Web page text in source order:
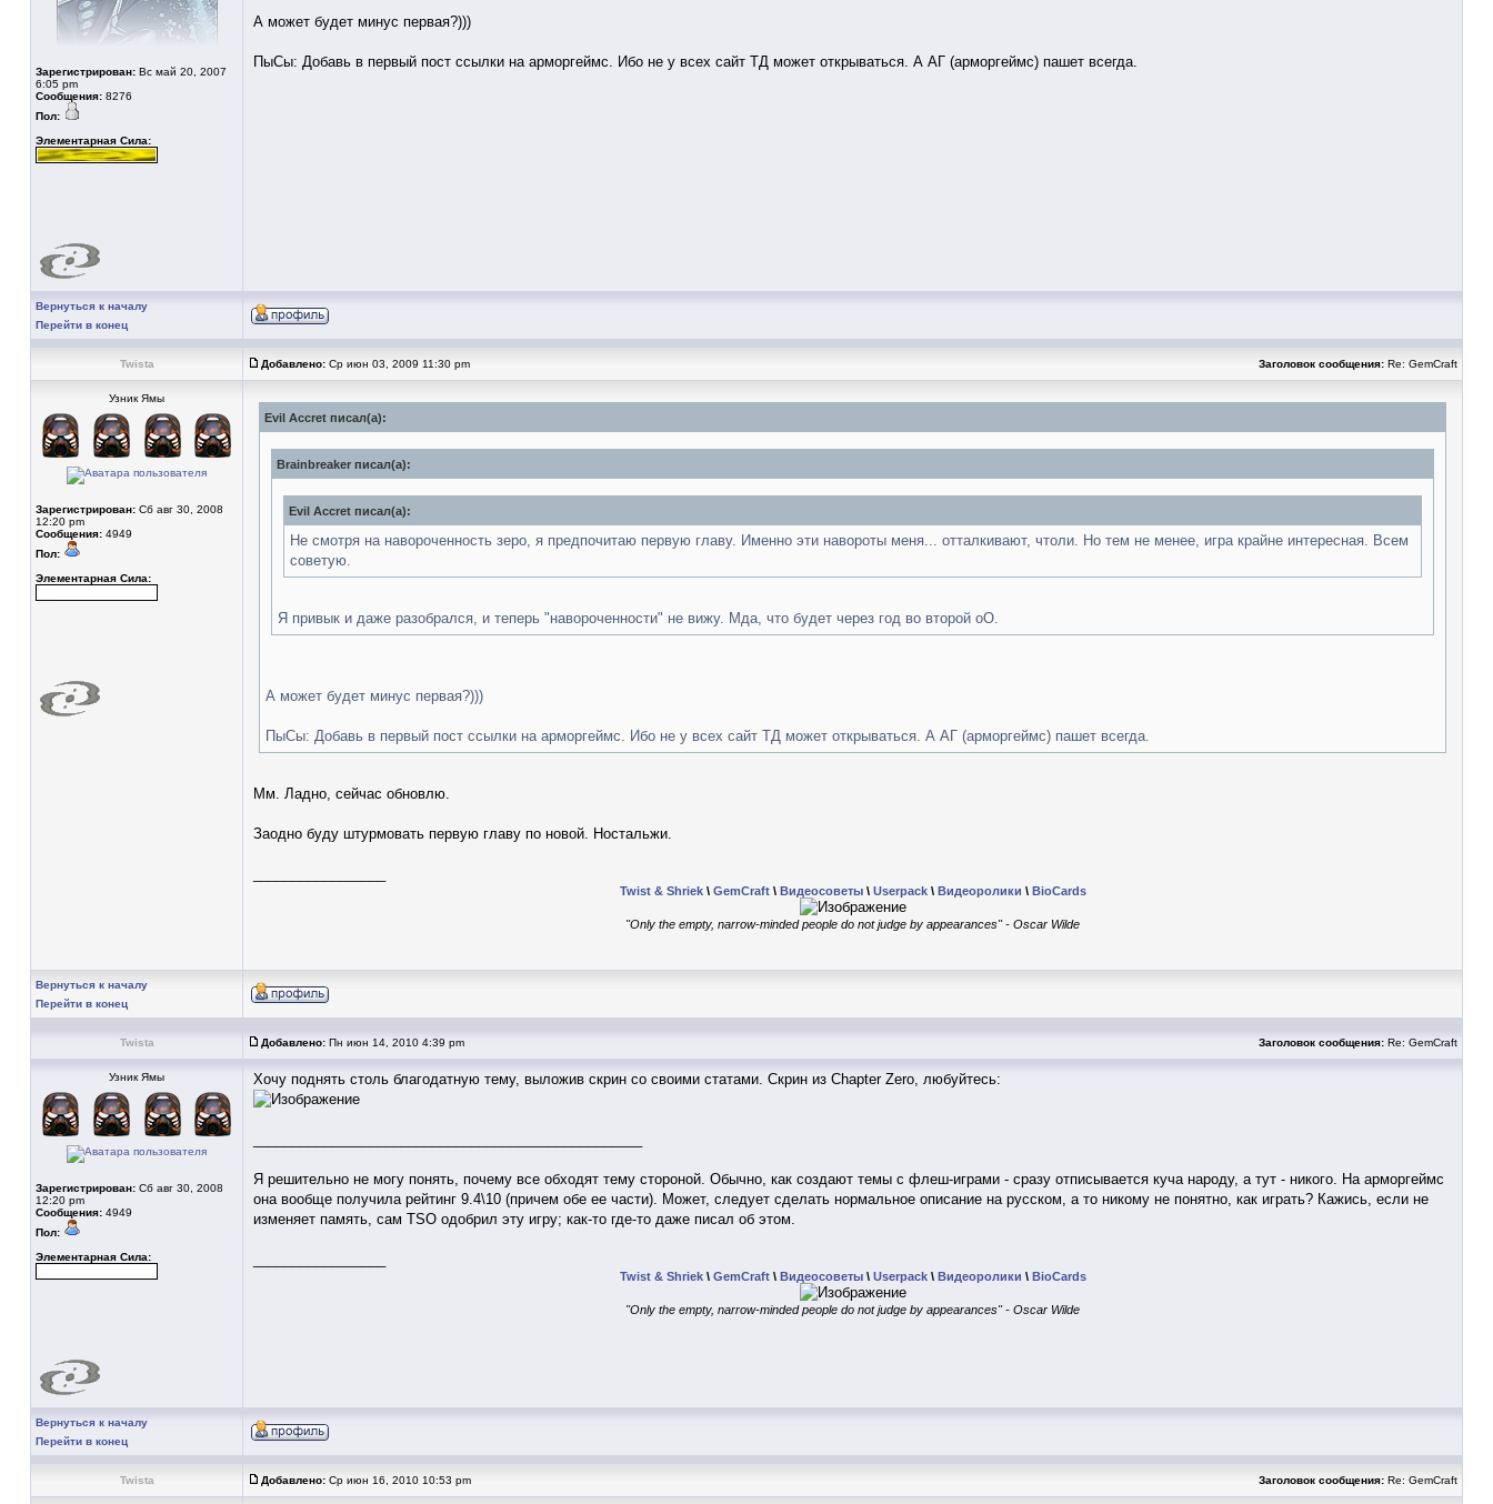
Зарегистрирован: Вс май 20, 2007
6:05 pm
Сообщения: 8276
Пол:
Элементарная Сила:
А может будет минус первая?)))
ПыСы: Добавь в первый пост ссылки на арморгеймс. Ибо не у всех сайт ТД может открываться. А АГ (арморгеймс) пашет всегда.
Вернуться к началу
Перейти в конец
Twista Добавлено: Ср июн 03, 2009 11:30 pm Заголовок сообщения: Re: GemCraft
Узник Ямы
Зарегистрирован: Сб авг 30, 2008
12:20 pm
Сообщения: 4949
Пол:
Элементарная Сила:
Evil Accret писал(а):
Brainbreaker писал(а):
Evil Accret писал(а):
Не смотря на навороченность зеро, я предпочитаю первую главу. Именно эти навороты меня... отталкивают, чтоли. Но тем не менее, игра крайне интересная. Всем
советую.
Я привык и даже разобрался, и теперь "навороченности" не вижу. Мда, что будет через год во второй оО.
А может будет минус первая?)))
ПыСы: Добавь в первый пост ссылки на арморгеймс. Ибо не у всех сайт ТД может открываться. А АГ (арморгеймс) пашет всегда.
Мм. Ладно, сейчас обновлю.
Заодно буду штурмовать первую главу по новой. Ностальжи.
Twist & Shriek\ GemCraft\ Видеосоветы\ Userpack\ Видеоролики \ BioCards
"Only the empty, narrow-minded people do not judge by appearances" - Oscar Wilde
Вернуться к началу
Перейти в конец
Twista Добавлено: Пн июн 14, 2010 4:39 pm Заголовок сообщения: Re: GemCraft
Узник Ямы
Зарегистрирован: Сб авг 30, 2008
12:20 pm
Сообщения: 4949
Пол:
Элементарная Сила:
Хочу поднять столь благодатную тему, выложив скрин со своими статами. Скрин из Chapter Zero, любуйтесь:
Я решительно не могу понять, почему все обходят тему стороной. Обычно, как создают темы с флеш-играми - сразу отписывается куча народу, а тут - никого. На арморгеймс
она вообще получила рейтинг 9.4\10 (причем обе ее части). Может, следует сделать нормальное описание на русском, а то никому не понятно, как играть? Кажись, если не
изменяет память, сам TSO одобрил эту игру; как-то где-то даже писал об этом.
Twist & Shriek\ GemCraft\ Видеосоветы\ Userpack\ Видеоролики \ BioCards
"Only the empty, narrow-minded people do not judge by appearances" - Oscar Wilde
Вернуться к началу
Перейти в конец
Twista Добавлено: Ср июн 16, 2010 10:53 pm Заголовок сообщения: Re: GemCraft